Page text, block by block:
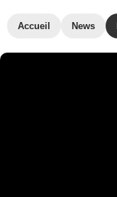
Accueil News